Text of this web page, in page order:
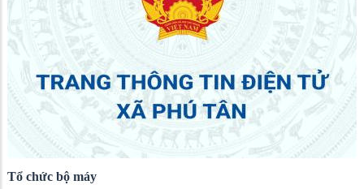
Tổ chức bộ máy